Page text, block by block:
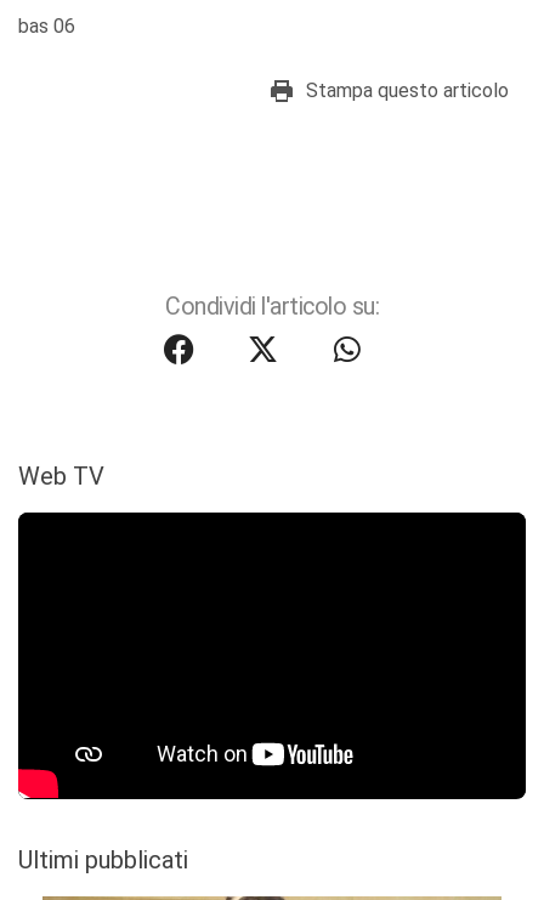
bas 06
Stampa questo articolo
Condividi l'articolo su:
Web TV
Ultimi pubblicati